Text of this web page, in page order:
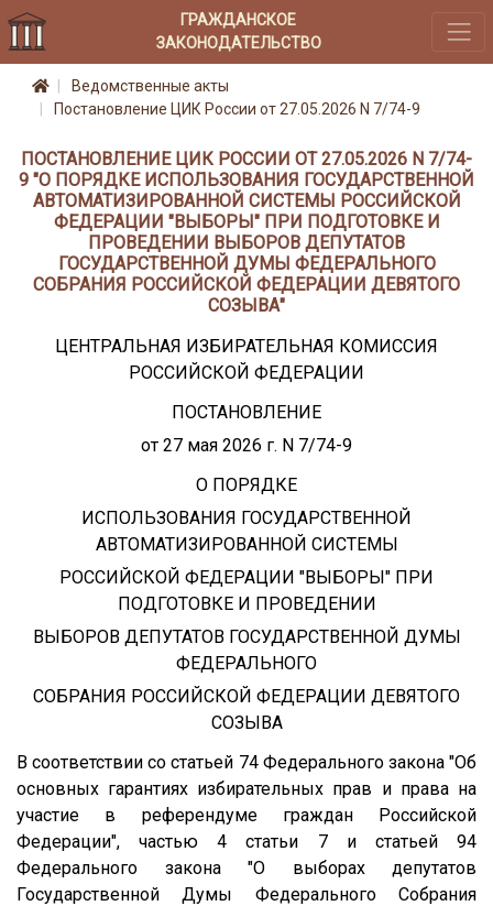
ГРАЖДАНСКОЕ
ЗАКОНОДАТЕЛЬСТВО
Ведомственные акты
Постановление ЦИК России от 27.05.2026 N 7/74-9
ПОСТАНОВЛЕНИЕ ЦИК РОССИИ ОТ 27.05.2026 N 7/74-
9 "О ПОРЯДКЕ ИСПОЛЬЗОВАНИЯ ГОСУДАРСТВЕННОЙ
АВТОМАТИЗИРОВАННОЙ СИСТЕМЫ РОССИЙСКОЙ
ФЕДЕРАЦИИ "ВЫБОРЫ" ПРИ ПОДГОТОВКЕ И
ПРОВЕДЕНИИ ВЫБОРОВ ДЕПУТАТОВ
ГОСУДАРСТВЕННОЙ ДУМЫ ФЕДЕРАЛЬНОГО
СОБРАНИЯ РОССИЙСКОЙ ФЕДЕРАЦИИ ДЕВЯТОГО
СОЗЫВА"
ЦЕНТРАЛЬНАЯ ИЗБИРАТЕЛЬНАЯ КОМИССИЯ
РОССИЙСКОЙ ФЕДЕРАЦИИ
ПОСТАНОВЛЕНИЕ
от 27 мая 2026 г. N 7/74-9
О ПОРЯДКЕ
ИСПОЛЬЗОВАНИЯ ГОСУДАРСТВЕННОЙ
АВТОМАТИЗИРОВАННОЙ СИСТЕМЫ
РОССИЙСКОЙ ФЕДЕРАЦИИ "ВЫБОРЫ" ПРИ
ПОДГОТОВКЕ И ПРОВЕДЕНИИ
ВЫБОРОВ ДЕПУТАТОВ ГОСУДАРСТВЕННОЙ ДУМЫ
ФЕДЕРАЛЬНОГО
СОБРАНИЯ РОССИЙСКОЙ ФЕДЕРАЦИИ ДЕВЯТОГО
СОЗЫВА
В соответствии со статьей 74 Федерального закона "Об
основных гарантиях избирательных прав и права на
участие в референдуме граждан Российской
Федерации", частью 4 статьи 7 и статьей 94
Федерального закона "О выборах депутатов
Государственной Думы Федерального Собрания